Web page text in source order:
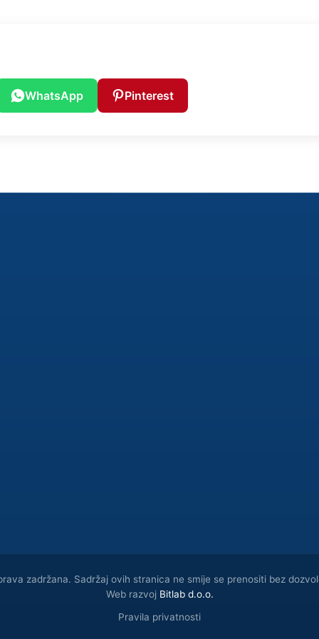
WhatsApp Pinterest
zadržana. Sadržaj ovih stranica ne smije se prenositi bez
Web razvoj Bitlab d.о.о.
Pravila privatnosti